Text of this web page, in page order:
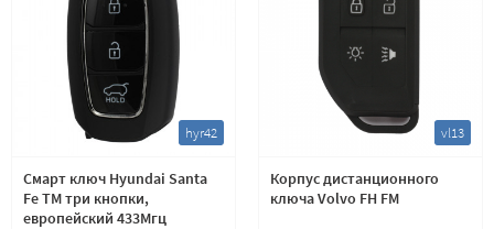
hyr42
Смарт ключ Hyundai Santa
Fe TM три кнопки,
европейский 433Мгц
vl13
Корпус дистанционного
ключа Volvo FH FM